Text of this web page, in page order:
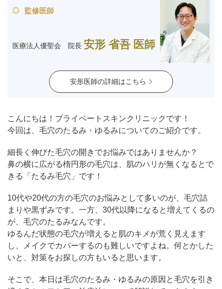
スケジュール
西梅田から徒歩2分
ついて
アフターケア オンライン診療
よくあるご質問
美容ブログ
監修医師
医療法人優聖会 院長 安形 省吾 医師
安形医師の詳細はこちら
こんにちは！プライベートスキンクリニックです！
今回は、毛穴のたるみ・ゆるみについてのご紹介です。
細長く伸びた毛穴の開きでお悩みではありませんか？
鼻の横に広がる楕円形の毛穴は、肌のハリが無くなるとで
きる「たるみ毛穴」です！
10代や20代の方の毛穴のお悩みとして多いのが、毛穴詰
まりや黒ずみです。一方、30代以降になると増えてくるの
が、毛穴のたるみなんです。
ゆるんだ状態の毛穴が増えると肌のキメが荒く見えます
し、メイクでカバーするのも難しいですよね。何とかした
いと、対策をお探しの方もいると思います。
そこで、本日は毛穴のたるみ・ゆるみの原因と毛穴を引き